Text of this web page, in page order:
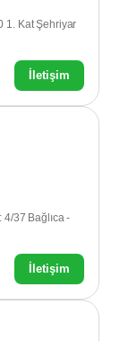
1. Kat Şehriyar
İletişim
4/37 Bağlıca -
İletişim